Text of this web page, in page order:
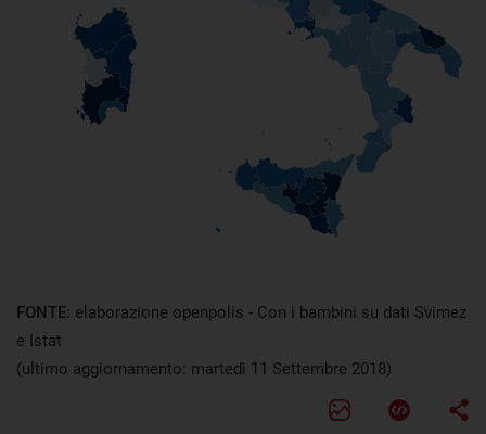
FONTE: elaborazione openpolis - Con i bambini su dati Svimez
e Istat
(ultimo aggiornamento: martedì 11 Settembre 2018)